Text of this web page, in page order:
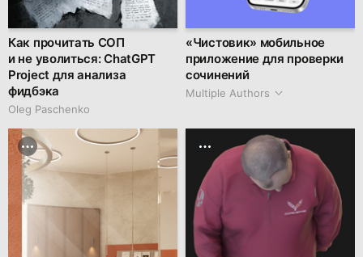
Как прочитать СОП
и не уволиться: ChatGPT
Project для анализа
фидбэка
Oleg Paschenko
«Чистовик» мобильное
приложение для проверки
сочинений
Multiple Authors